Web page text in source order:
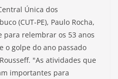
Única dos
(CUT-PE), Paulo Rocha,
relembrar os 53 anos
o golpe do ano passado
"As atividades que
importantes para